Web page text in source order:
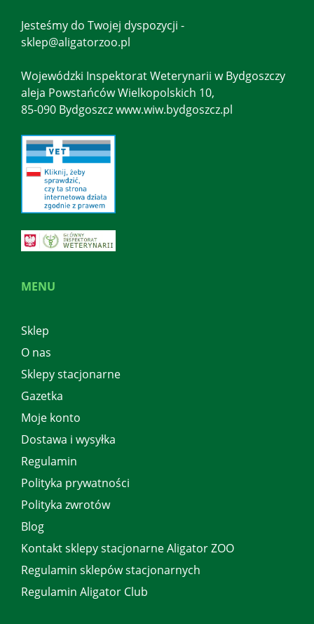
MENU
Sklep
O nas
Sklepy stacjonarne
Gazetka
Moje konto
Dostawa i wysyłka
Regulamin
Polityka prywatności
Polityka zwrotów
Blog
Kontakt sklepy stacjonarne Aligator ZOO
Regulamin sklepów stacjonarnych
Regulamin Aligator Club
Jesteśmy do Twojej dyspozycji -
sklep@aligatorzoo.pl
Wojewódzki Inspektorat Weterynarii w Bydgoszczy
aleja Powstańców Wielkopolskich 10,
85-090 Bydgoszcz www.wiw.bydgoszcz.pl